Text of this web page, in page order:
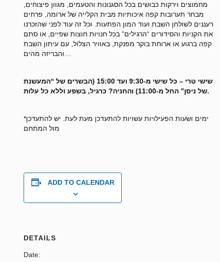
מחמוצים וירקות כבושים בכל הסגנונות והטעמים, מגוון פיצוחים,
מבחר תערובות קפה איכותיות מבית הקלייה של ארומה, פרחים
רעננים לשולחן השבת ועוד המון הפתעות. וכל זה עוד לפני שהזכרנו
את הקניות והסידורים “הרגילים” בכל חנויות חוצות שפיים, או סתם
קפה ברגוע או ארוחת בוקר מפנקת, באוויר הצלול, עם עיתון השבת
והבריזה מהים…
שישי טרי – כל שישי מ-9:30 ועד 15:00 (הבשרים של “המעשנת
של ניסן” החל מ-11:00) והחניה? כרגיל, בשפע וללא כל עלות.
*ימים ושעות הפעילויות עשויות להתעדכן מעת לעת. יש להתעדכן
מול המתחם
ADD TO CALENDAR
DETAILS
Date: